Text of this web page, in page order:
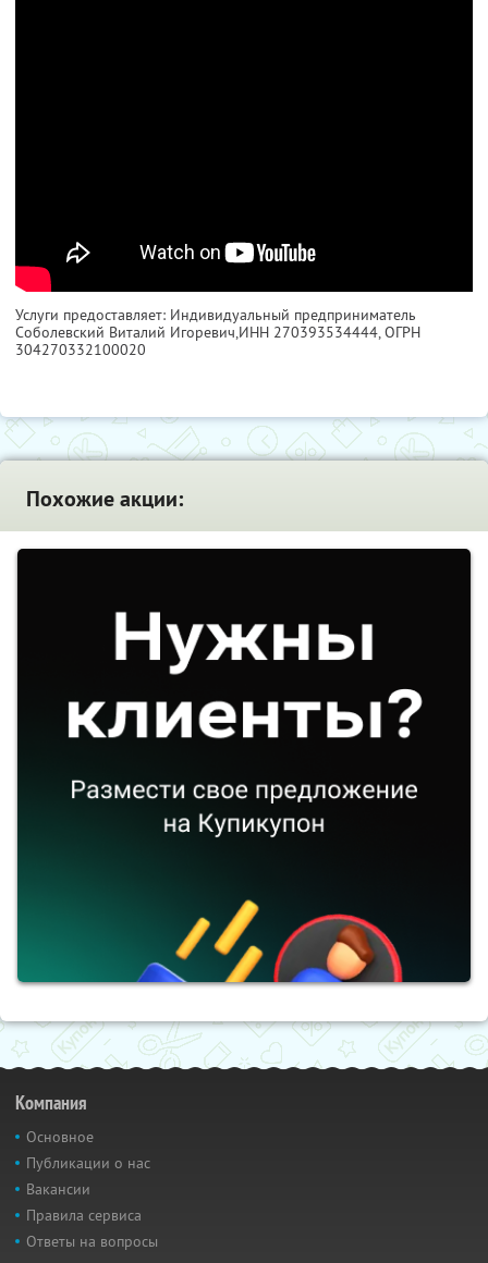
Услуги предоставляет: Индивидуальный предприниматель
Соболевский Виталий Игоревич,ИНН 270393534444, ОГРН
304270332100020
Похожие акции:
Компания
Основное
Публикации о нас
Вакансии
Правила сервиса
Ответы на вопросы